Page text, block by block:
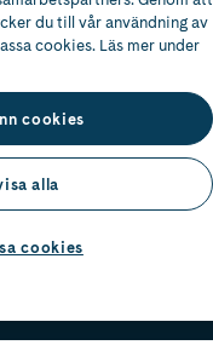
du till vår användning av
cookies. Läs mer under
cookies
alla
cookies